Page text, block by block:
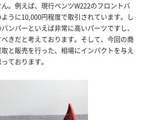
。例えば、現行ベンツW222のフロントバ
うに10,000円程度で取引されています。し
ンパーといえば非常に高いパーツですし、
きだと考えております。そして、今回の商
と販売を行った、相場にインパクトを与え
ております。